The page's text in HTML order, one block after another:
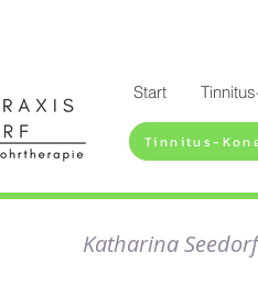
Start
Tinnitus-
Katharina